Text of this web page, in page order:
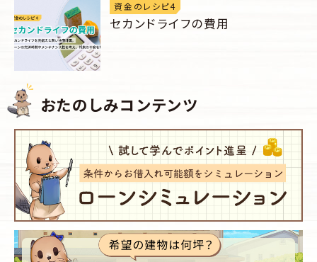
資金のレシピ4
セカンドライフの費用
おたのしみコンテンツ